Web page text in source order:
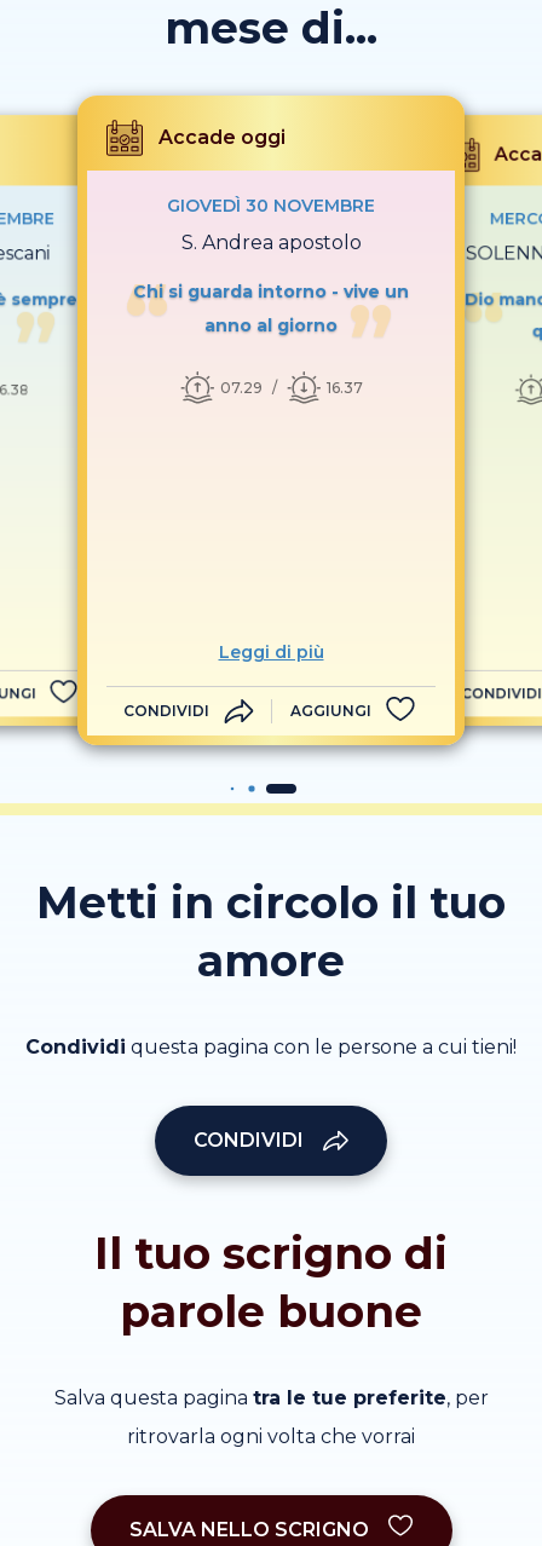
mese di...
sempre
Accade oggi
GIOVEDÌ 30 NOVEMBRE
S. Andrea apostolo
Chi si guarda intorno - vive un
anno al giorno
07.29 16.37
Leggi di più
CONDIVIDI AGGIUNGI
Dio
CONDIVIDI
Metti in circolo il tuo
amore
Condividi questa pagina con le persone a cui tieni!
CONDIVIDI
Il tuo scrigno di
parole buone
Salva questa pagina tra le tue preferite, per
ritrovarla ogni volta che vorrai
SALVA NELLO SCRIGNO